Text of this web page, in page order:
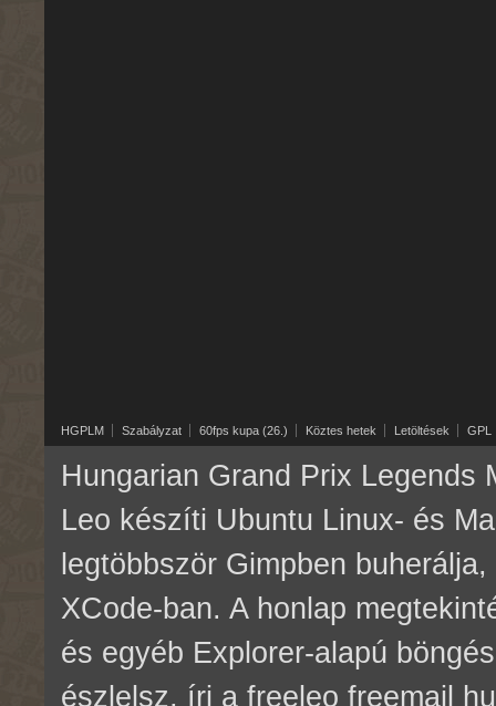
HGPLM Szabályzat 60fps kupa (26.) Köztes hetek Letöltések GPL
Hungarian Grand Prix Legends
Leo készíti Ubuntu Linux- és
legtöbbször Gimpben
XCode-ban. A honlap
és egyéb Explorer-alapú
észlelsz, írj a freeleo freemail